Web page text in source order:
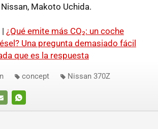
Makoto Uchida.
¿Qué emite más CO₂: un coche
Una pregunta demasiado fácil
que es la respuesta
WHATSAPP
concept Nissan 370Z